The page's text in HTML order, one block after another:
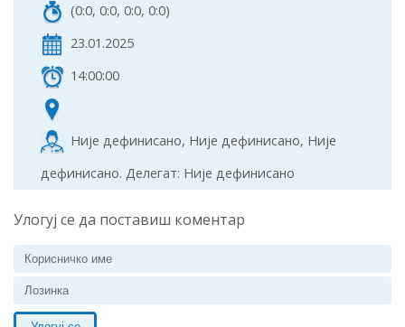
(0:0, 0:0, 0:0, 0:0)
23.01.2025
14:00:00
Није дефинисано, Није дефинисано, Није
дефинисано. Делегат: Није дефинисано
Улогуј се да поставиш коментар